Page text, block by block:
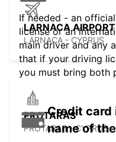
LARNACA AIRPORT
LARNACA - CYPRUS
PROTARAS
PROTARAS - CYPRUS
If needed - an
license or an
main driver and any
that if your driving
you must bring both
Credit card
name of